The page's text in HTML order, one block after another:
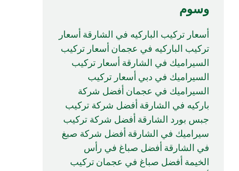
وسوم
أسعار تركيب الباركيه في الشارقة أسعار
تركيب الباركيه في عجمان أسعار تركيب
السيراميك في الشارقة أسعار تركيب
السيراميك في دبي أسعار تركيب
السيراميك في عجمان أفضل شركة
باركيه في الشارقة أفضل شركة تركيب
جبس بورد الشارقة أفضل شركة تركيب
سيراميك في الشارقة أفضل شركة صبغ
في الشارقة أفضل صباغ في رأس
الخيمة أفضل صباغ في عجمانتركيب